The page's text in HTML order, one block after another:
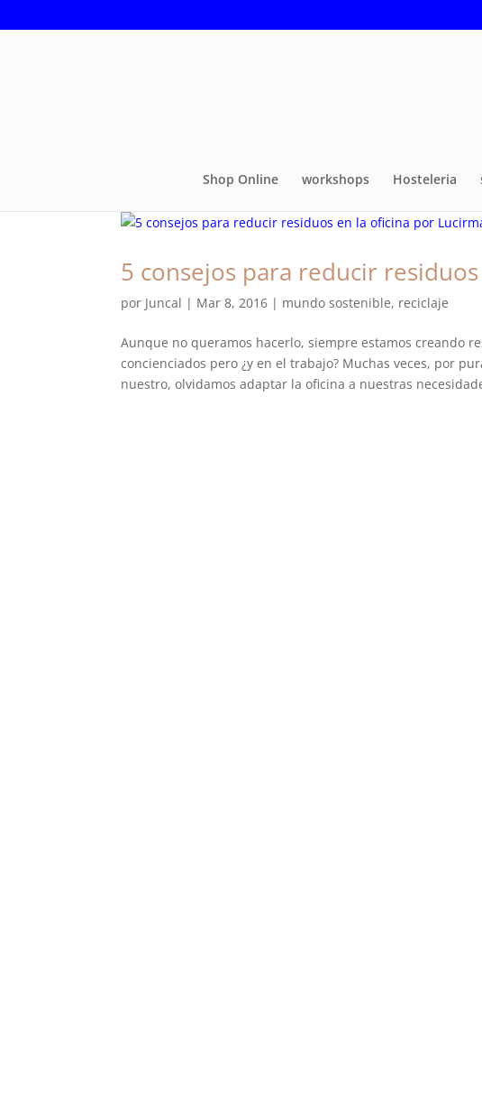
Shop Online workshops Hosteleria
5 consejos para reducir
por Juncal | Mar 8, 2016 | mundo sostenible, reciclaje
Aunque no queramos hacerlo, siempre estamos creando
concienciados pero ¿y en el trabajo? Muchas veces, por
nuestro, olvidamos adaptar la oficina a nuestras